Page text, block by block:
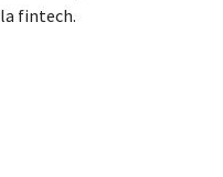
la fintech.